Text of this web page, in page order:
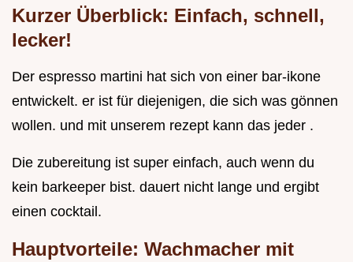
Kurzer Überblick: Einfach, schnell,
lecker!
Der espresso martini hat sich von einer bar-ikone
entwickelt. er ist für diejenigen, die sich was gönnen
wollen. und mit unserem rezept kann das jeder .
Die zubereitung ist super einfach, auch wenn du
kein barkeeper bist. dauert nicht lange und ergibt
einen cocktail.
Hauptvorteile: Wachmacher mit